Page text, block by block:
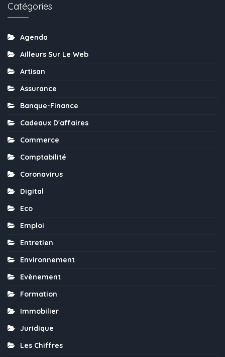
Catégories
Agenda
Ailleurs Sur Le Web
Artisan
Assurance
Banque-Finance
Cadeaux D'affaires
Commerce
Comptabilité
Coronavirus
Digital
Eco
Emploi
Entretien
Environnement
Evènement
Formation
Immobilier
Juridique
Les Chiffres